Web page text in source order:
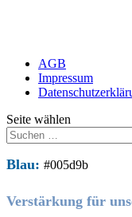
AGB
Impressum
Seite wählen
Blau: #005d9b
Verstärkung für